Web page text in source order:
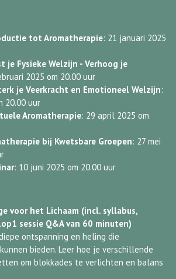
tot Aromatherapie: 21 januari 2025
je Fysieke Welzijn - Verhoog je
2025 om 20.00 uur
je Veerkracht en Emotioneel Welzijn:
20.00 uur
Aromatherapie: 29 april 2025 om
bij Kwetsbare Groepen: 27 mei
: 10 juni 2025 om 20.00 uur
voor het Lichaam (incl. syllabus,
sessie Q&A van 60 minuten)
ontspanning en heling die
bieden. Leer hoe je verschillende
om blokkades te verlichten en balans